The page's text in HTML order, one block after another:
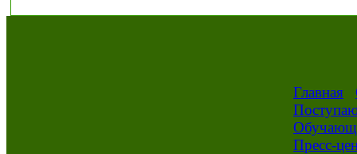
Главная
Пресс-